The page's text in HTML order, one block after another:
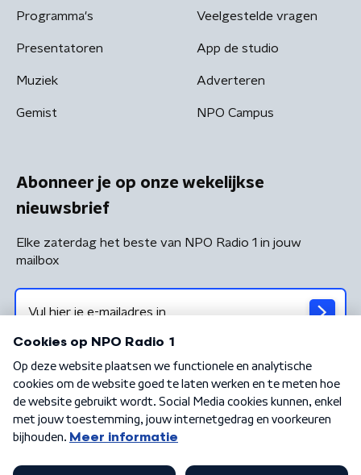
Programma's
Presentatoren
Muziek
Gemist
Veelgestelde vragen
App de studio
Adverteren
NPO Campus
Abonneer je op onze wekelijkse
nieuwsbrief
Elke zaterdag het beste van NPO Radio 1 in jouw
mailbox
Algemene voorwaarden